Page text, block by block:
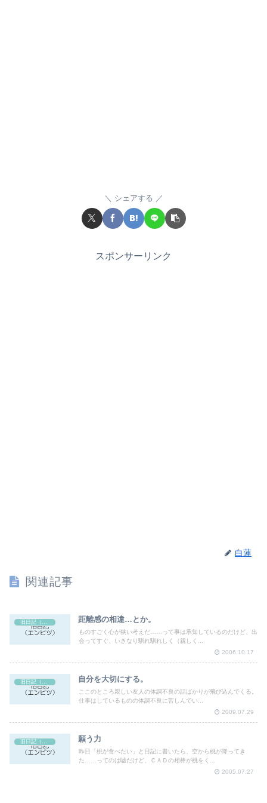
シェアする
スポンサーリンク
白蓮
関連記事
旧日記（エンピツ） 距離感の相違…とか。
ものすごく心が狭い考えだ……って事は承知しているのだけど、出
会ってすぐ、いきなり馴れ馴れしく（親しく...
2006.10.17
旧日記（エンピツ） 自分を大切にする。
ここのところ親しい友人の体調不良の話ばかりが飛び込んでくる。
仕事はしているものの体調不良に苦しんでい...
2009.07.29
願う力
昨日「桃が食べたい」と日記に書いたら、空から桃が降ってき
た……ってのは嘘だけど、ＣＡＤの相棒が桃をく...
2005.07.27